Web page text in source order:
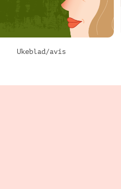
Ukeblad/avis